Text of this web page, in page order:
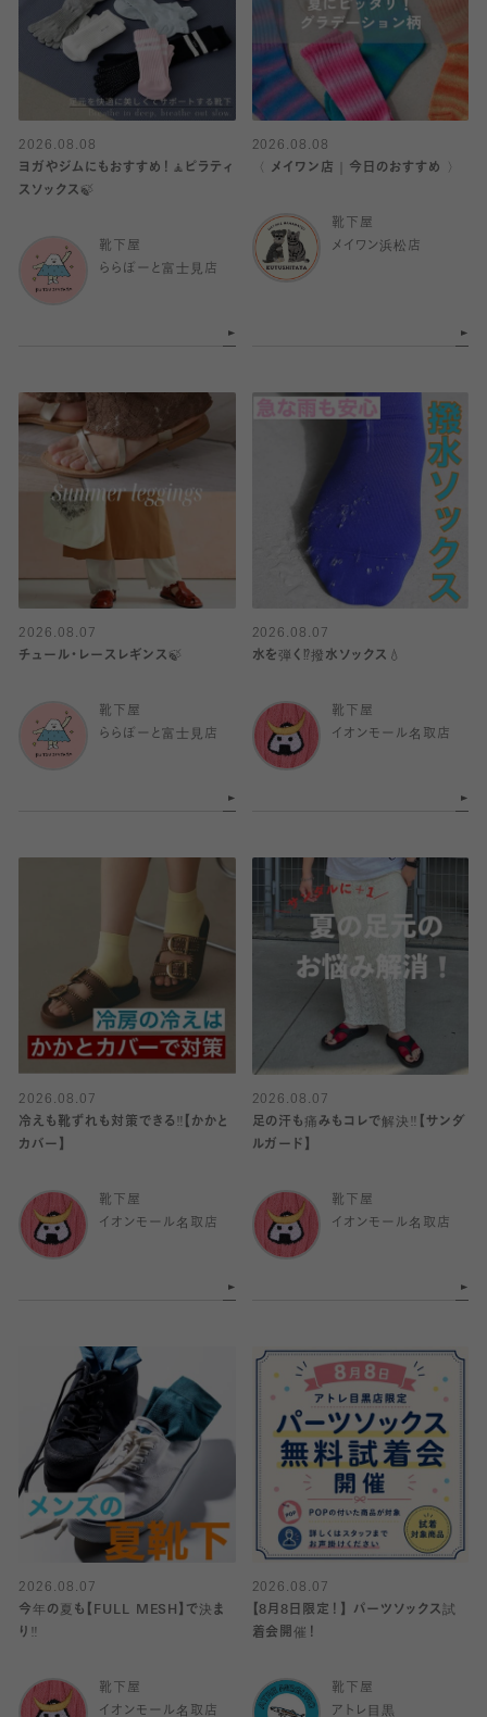
2026.08.08
ヨガやジムにもおすすめ！🧘ピラティ
スソックス🍃
靴下屋
ららぽーと富士見店
2026.08.08
〈 メイワン店｜今日のおすすめ 〉
靴下屋
メイワン浜松店
2026.08.07
チュール・レースレギンス🍃
靴下屋
ららぽーと富士見店
2026.08.07
水を弾く⁉️撥水ソックス💧
靴下屋
イオンモール名取店
2026.08.07
冷えも靴ずれも対策できる‼️【かかと
カバー】
靴下屋
イオンモール名取店
2026.08.07
足の汗も痛みもコレで解決‼️【サンダ
ルガード】
靴下屋
イオンモール名取店
2026.08.07
今年の夏も【FULL MESH】で決ま
り️‼️
靴下屋
イオンモール名取店
2026.08.07
【8月8日限定！】 パーツソックス試
着会開催！
靴下屋
アトレ目黒